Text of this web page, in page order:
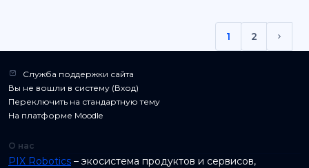
1
(current)
2
Служба поддержки сайта
Вы не вошли в систему (Вход)
Переключить на стандартную тему
На платформе Moodle
О нас
PIX Robotics – экосистема продуктов и сервисов,